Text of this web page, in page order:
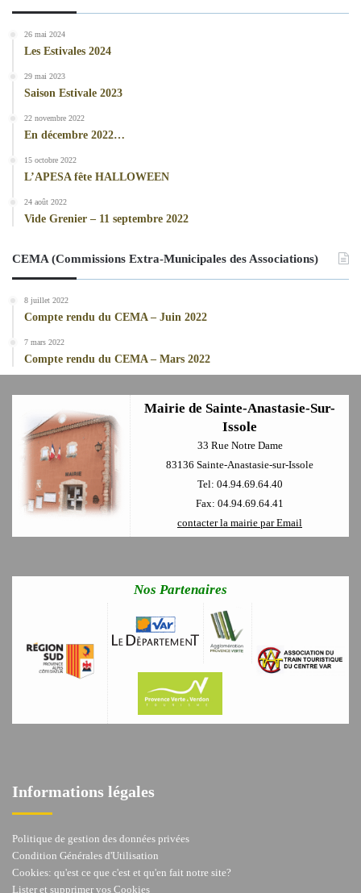
26 mai 2024
Les Estivales 2024
29 mai 2023
Saison Estivale 2023
22 novembre 2022
En décembre 2022…
15 octobre 2022
L’APESA fête HALLOWEEN
24 août 2022
Vide Grenier – 11 septembre 2022
CEMA (Commissions Extra-Municipales des Associations)
8 juillet 2022
Compte rendu du CEMA – Juin 2022
7 mars 2022
Compte rendu du CEMA – Mars 2022
Mairie de Sainte-Anastasie-Sur-
Issole
33 Rue Notre Dame
83136 Sainte-Anastasie-sur-Issole
Tel: 04.94.69.64.40
Fax: 04.94.69.64.41
contacter la mairie par Email
Nos Partenaires
Informations légales
Politique de gestion des données privées
Condition Générales d'Utilisation
Cookies: qu'est ce que c'est et qu'en fait notre site?
Lister et supprimer vos Cookies